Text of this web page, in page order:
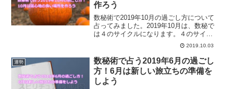
作ろう
数秘術で2019年10月の過ごし方について
占ってみました。2019年10月は、数秘で
は４のサイクルになります。４のサイク
ルとは、どんなエネルギーの時なのでし
ょうか？また、どんな過ごし方がオスス
メなのか？解説します。
2019.10.03
運勢
数秘術で占う2019年6月の過ごし
方！6月は新しい旅立ちの準備を
しよう